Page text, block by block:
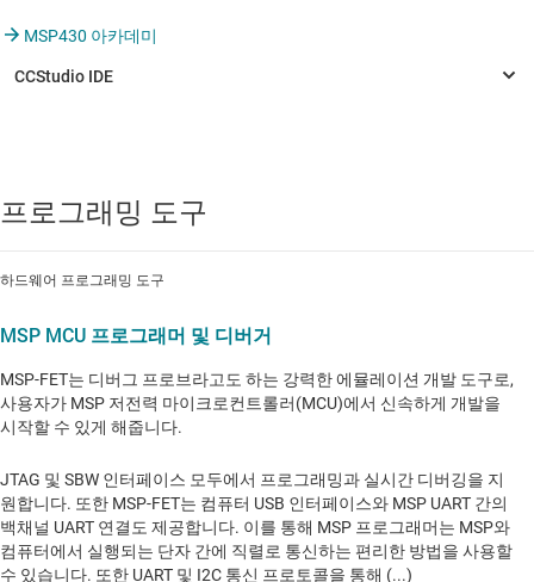
MSP430 아카데미
프로그래밍 도구
하드웨어 프로그래밍 도구
MSP MCU 프로그래머 및 디버거
MSP-FET는 디버그 프로브라고도 하는 강력한 에뮬레이션 개발 도구로,
사용자가 MSP 저전력 마이크로컨트롤러(MCU)에서 신속하게 개발을
시작할 수 있게 해줍니다.
JTAG 및 SBW 인터페이스 모두에서 프로그래밍과 실시간 디버깅을 지
원합니다. 또한 MSP-FET는 컴퓨터 USB 인터페이스와 MSP UART 간의
백채널 UART 연결도 제공합니다. 이를 통해 MSP 프로그래머는 MSP와
컴퓨터에서 실행되는 단자 간에 직렬로 통신하는 편리한 방법을 사용할
수 있습니다. 또한 UART 및 I2C 통신 프로토콜을 통해 (...)